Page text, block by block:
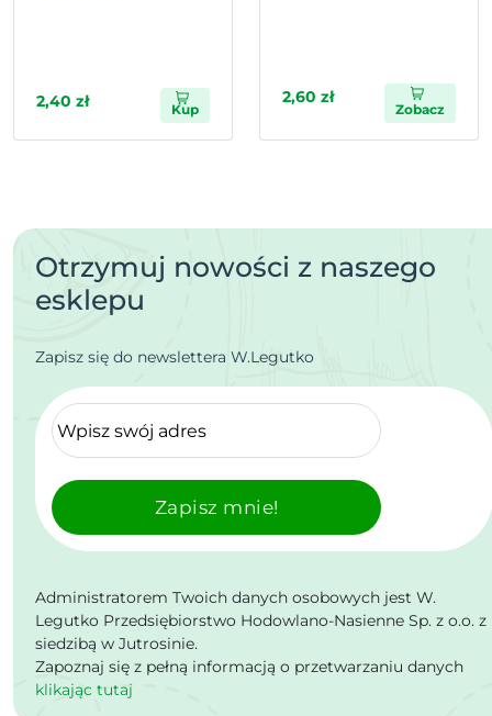
2,40 zł Kup
2,60 zł
Zobacz
Otrzymuj nowości z naszego
esklepu
Zapisz się do newslettera W.Legutko
Zapisz mnie!
Administratorem Twoich danych osobowych jest W.
Legutko Przedsiębiorstwo Hodowlano-Nasienne Sp. z o.o. z
siedzibą w Jutrosinie.
Zapoznaj się z pełną informacją o przetwarzaniu danych
klikając tutaj